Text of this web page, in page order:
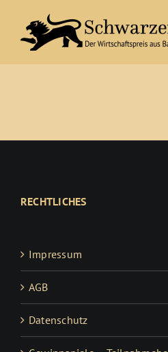
Inhalt
springen
RECHTLICHES
Impressum
AGB
Datenschutz